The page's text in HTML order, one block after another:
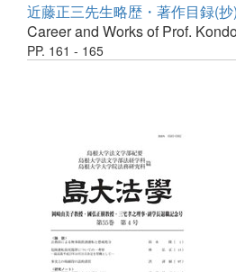
近藤正三先生略歴・著作目録(
Career and Works of Prof.
PP. 161 - 165